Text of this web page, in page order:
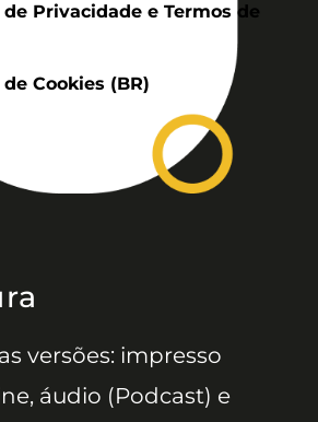
Privacidade e Termos de
Cookies (BR)
versões: impresso
áudio (Podcast) e